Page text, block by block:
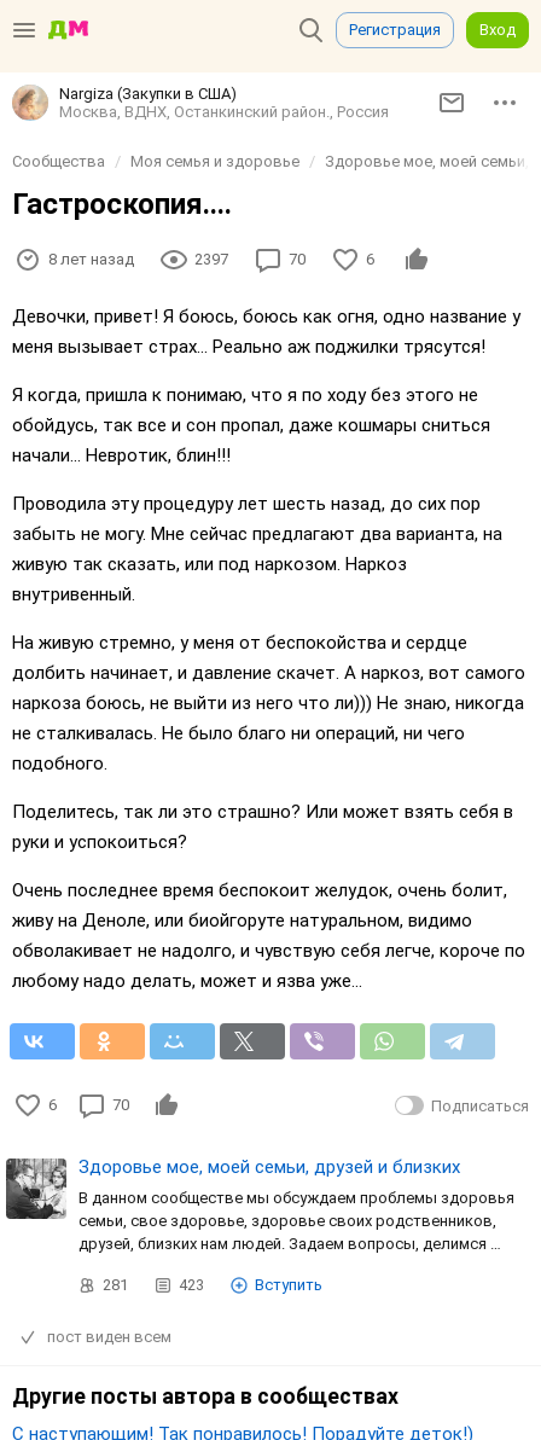
Регистрация Вход
Nargiza (Закупки в США)
Москва, ВДНХ, Останкинский район., Россия
Сообщества Моя семья и здоровье Здоровье мое, моей семьи,
Гастроскопия....
8 лет назад 2397 70 6
Девочки, привет! Я боюсь, боюсь как огня, одно название у
меня вызывает страх... Реально аж поджилки трясутся!
Я когда, пришла к понимаю, что я по ходу без этого не
обойдусь, так все и сон пропал, даже кошмары сниться
начали... Невротик, блин!!!
Проводила эту процедуру лет шесть назад, до сих пор
забыть не могу. Мне сейчас предлагают два варианта, на
живую так сказать, или под наркозом. Наркоз
внутривенный.
На живую стремно, у меня от беспокойства и сердце
долбить начинает, и давление скачет. А наркоз, вот самого
наркоза боюсь, не выйти из него что ли))) Не знаю, никогда
не сталкивалась. Не было благо ни операций, ни чего
подобного.
Поделитесь, так ли это страшно? Или может взять себя в
руки и успокоиться?
Очень последнее время беспокоит желудок, очень болит,
живу на Деноле, или биойгоруте натуральном, видимо
обволакивает не надолго, и чувствую себя легче, короче по
любому надо делать, может и язва уже...
6 70 Подписаться
Здоровье мое, моей семьи, друзей и близких
В данном сообществе мы обсуждаем проблемы здоровья
семьи, свое здоровье, здоровье своих родственников,
друзей, близких нам людей. Задаем вопросы, делимся …
281 423 Вступить
пост виден всем
Другие посты автора в сообществах
С наступающим! Так понравилось! Порадуйте деток!)